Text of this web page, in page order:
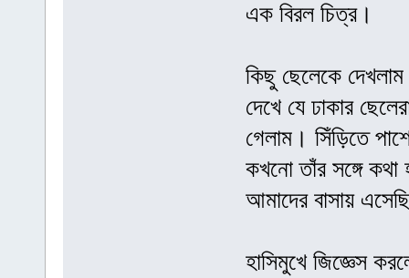
এক বিরল চিত্র।
কিছু ছেলেকে
দেখে যে ঢাকার
গেলাম। সিঁড়িতে
কখনো তাঁর সঙ্গে
আমাদের বাসায়
হাসিমুখে জিজ্ঞেস